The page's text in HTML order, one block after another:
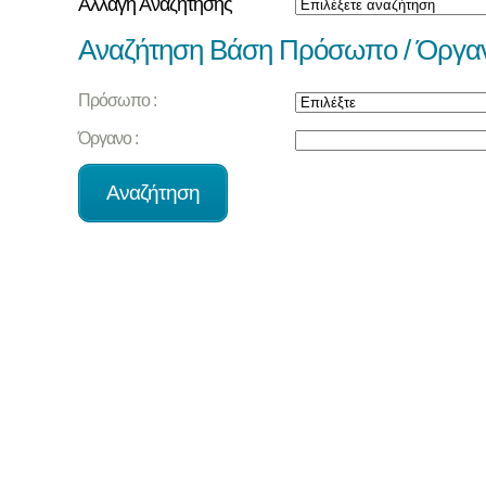
Αλλαγή Αναζήτησης
Αναζήτηση Βάση Πρόσωπο /
Πρόσωπο :
Όργανο :